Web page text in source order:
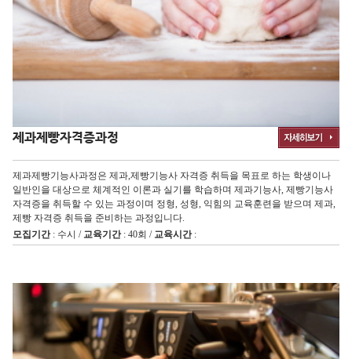
제과제빵자격증과정
제과제빵기능사과정은 제과,제빵기능사 자격증 취득을 목표로 하는 학생이나
일반인을 대상으로 체계적인 이론과 실기를 학습하며 제과기능사, 제빵기능사
자격증을 취득할 수 있는 과정이며 정형, 성형, 익힘의 교육훈련을 받으며 제과,
제빵 자격증 취득을 준비하는 과정입니다.
모집기간: 수시 / 교육기간: 40회 / 교육시간: